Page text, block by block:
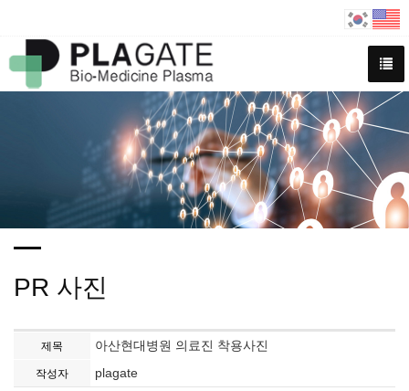
PR 사진
제목 아산현대병원 의료진 착용사진
작성자 plagate